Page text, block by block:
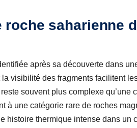
roche saharienne
après sa découverte dans
visibilité des fragments facilitent
souvent plus complexe
à une catégorie rare de roches
histoire thermique intense dans un